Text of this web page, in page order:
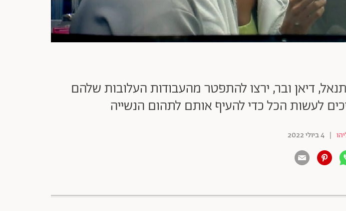
דיאן ובר, ירצו להתפטר מהעבודות העלובות שלהם
לעשות הכל כדי להעיף אותם לתהום הנשייה
| 4 ביולי 2022